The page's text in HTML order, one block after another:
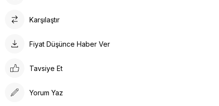
Karşılaştır
Fiyat Düşünce Haber Ver
Tavsiye Et
Yorum Yaz